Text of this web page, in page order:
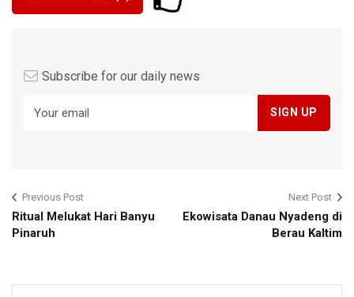
Subscribe for our daily news
Previous Post
Ritual Melukat Hari Banyu
Pinaruh
Next Post
Ekowisata Danau Nyadeng di
Berau Kaltim